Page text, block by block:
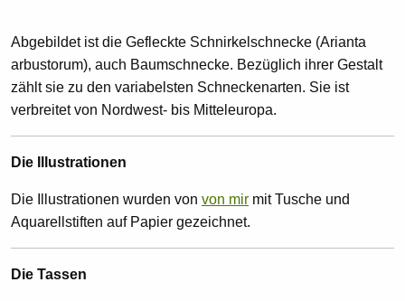
Abgebildet ist die Gefleckte Schnirkelschnecke (Arianta
arbustorum), auch Baumschnecke. Bezüglich ihrer Gestalt
zählt sie zu den variabelsten Schneckenarten. Sie ist
verbreitet von Nordwest- bis Mitteleuropa.
Die Illustrationen
Die Illustrationen wurden von von mir mit Tusche und
Aquarellstiften auf Papier gezeichnet.
Die Tassen